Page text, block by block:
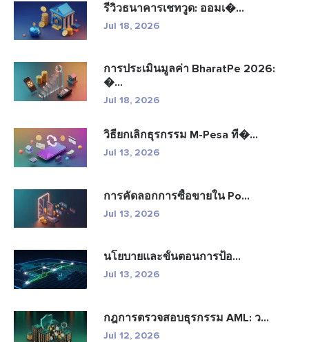
รีวิวธนาคารเชทวูด: ออมเ�...
Jul 18, 2026
การประเมินมูลค่า BharatPe 2026:
�...
Jul 18, 2026
วิธียกเลิกธุรกรรม M-Pesa ที�...
Jul 13, 2026
การคัดลอกการซื้อขายใน Po...
Jul 13, 2026
นโยบายและขั้นตอนการป้อ...
Jul 13, 2026
กฎการตรวจสอบธุรกรรม AML: ว...
Jul 12, 2026